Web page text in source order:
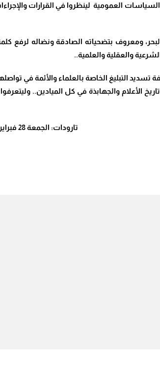
العمومية لينظروا في القرارات
ومعروف بتضحياته الصادقة ونضاله لرفع
والعقلية والعلمية..
التبليغ الخاصة بالعلماء والأئمة في
الأعلام والجهابذة في كل الميادين..
تارودات: الجمعة 28 فبراير 2025/ الموافق 29 شعبان 1446